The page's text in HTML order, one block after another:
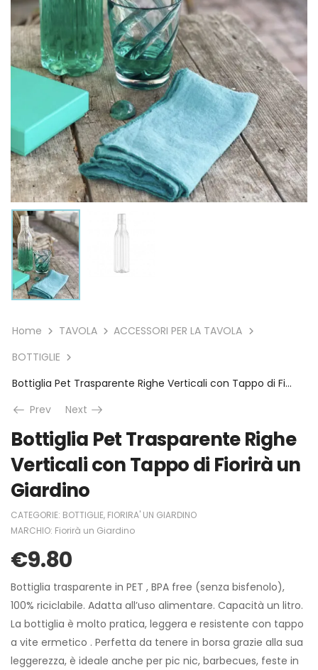
Home TAVOLA
ACCESSORI PER LA TAVOLA
BOTTIGLIE
Bottiglia Pet Trasparente Righe Verticali con Tappo di Fiorirà un Giardino
Prev
Next
Bottiglia Pet Trasparente Righe
Verticali con Tappo di Fiorirà un
Giardino
CATEGORIE: BOTTIGLIE, FIORIRA' UN GIARDINO
MARCHIO: Fiorirà un Giardino
€9.80
Bottiglia trasparente in PET , BPA free (senza bisfenolo),
100% riciclabile. Adatta all’uso alimentare. Capacità un litro.
La bottiglia è molto pratica, leggera e resistente con tappo
a vite ermetico . Perfetta da tenere in borsa grazie alla sua
leggerezza, è ideale anche per pic nic, barbecues, feste in